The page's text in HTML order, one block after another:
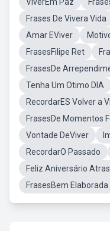
Frases De Vivera Vida
Amar EViver
FrasesFilipe Ret
FrasesDe
Tenha Um Otimo DIA
RecordarES Volver a
FrasesDe Momentos
Vontade DeViver
RecordarO Passado
Feliz Aniversário
FrasesBem Elaborada